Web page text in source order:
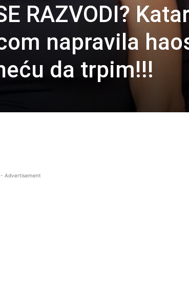
RAZVODI?
napravila
da trpim!!!
- Advertisement